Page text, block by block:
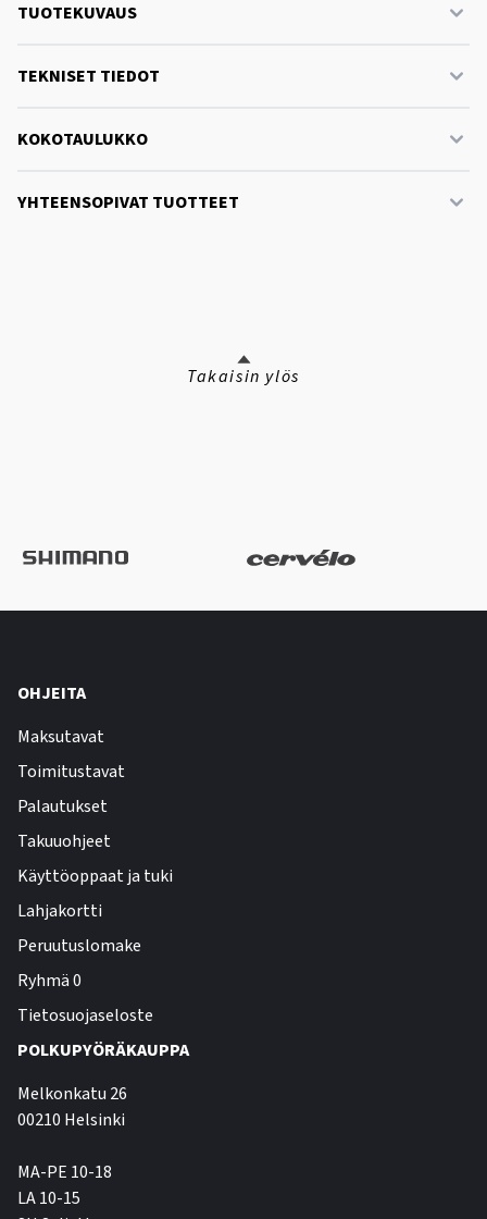
TUOTEKUVAUS
TEKNISET TIEDOT
KOKOTAULUKKO
YHTEENSOPIVAT TUOTTEET
Takaisin ylös
OHJEITA
Maksutavat
Toimitustavat
Palautukset
Takuuohjeet
Käyttöoppaat ja tuki
Lahjakortti
Peruutuslomake
Ryhmä 0
Tietosuojaseloste
POLKUPYÖRÄKAUPPA
Melkonkatu 26
00210 Helsinki
MA-PE 10-18
LA 10-15